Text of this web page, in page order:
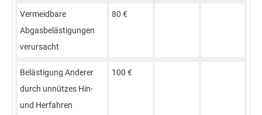
Vermeidbare
Abgasbelästigungen
verursacht
80 €
Belästigung Anderer
durch unnützes Hin-
und Herfahren
100 €